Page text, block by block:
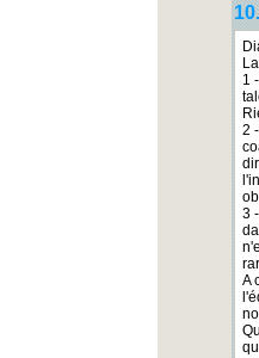
10.
1
2
3
A